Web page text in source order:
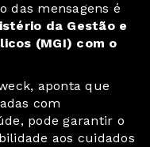
das mensagens é
da Gestão e
(MGI) com o
aponta que
com
pode garantir o
aos cuidados